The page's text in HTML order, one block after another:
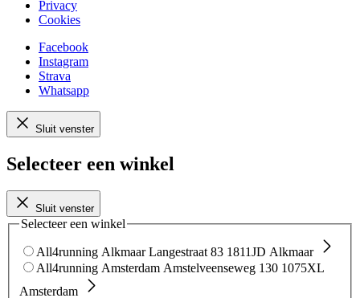
Privacy
Cookies
Facebook
Instagram
Strava
Whatsapp
Sluit venster
Selecteer een winkel
Sluit venster
Selecteer een winkel
All4running Alkmaar Langestraat 83 1811JD Alkmaar
All4running Amsterdam Amstelveenseweg 130 1075XL
Amsterdam